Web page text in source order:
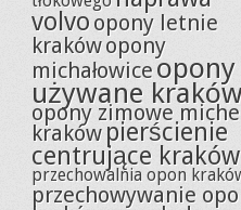
volvoopony letnie
krakówopony
michałowiceopony
używane
opony zimowe
kraków pierścienie
centrujące kraków
przechowalnia opon
przechowywanie